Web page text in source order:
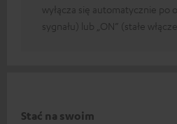
wyłącza się automatycznie po
sygnału) lub „ON” (stałe
Stać na swoim